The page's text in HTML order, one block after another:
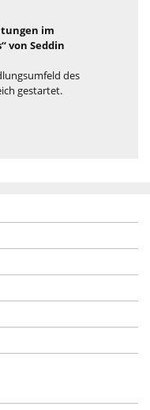
im
von Seddin
des
gestartet.